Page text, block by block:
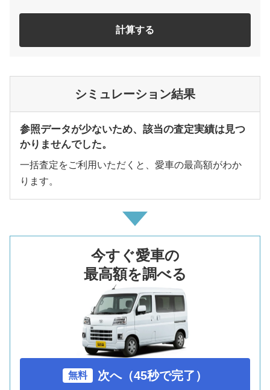
計算する
シミュレーション結果
参照データが少ないため、該当の査定実績は見つ
かりませんでした。
一括査定をご利用いただくと、愛車の最高額がわか
ります。
今すぐ愛車の
最高額を調べる
無料 次へ（45秒で完了）